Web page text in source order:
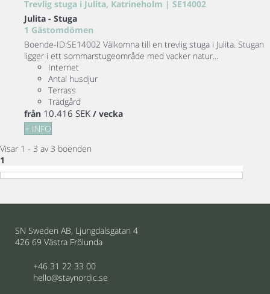
Trevlig stuga i Julita, Katrineholm | SE14002
Julita - Stuga
1 Gästomdömen
Boende-ID:SE14002 Välkomna till en trevlig stuga i Julita. Stugan
ligger i ett sommarstugeområde med vacker natur...
Internet
Antal husdjur
Terrass
Trädgård
från 10.416 SEK / vecka
+ INFO
Visar 1 - 3 av 3 boenden
1
SN Sweden AB, Ljungdalsgatan 4
426 69 Västra Frölunda
+46 31 22 33 00
hello@staynordic.se